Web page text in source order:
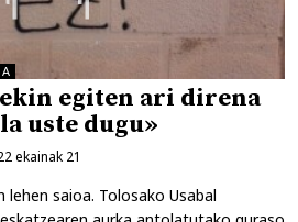
egiten ari direna
uste dugu»
ekainak 21
lehen saioa. Tolosako Usabal